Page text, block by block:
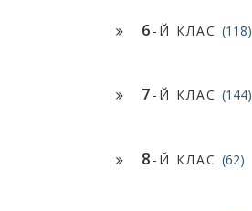
6 -Й КЛАС (118)
7 -Й КЛАС (144)
8 -Й КЛАС (62)